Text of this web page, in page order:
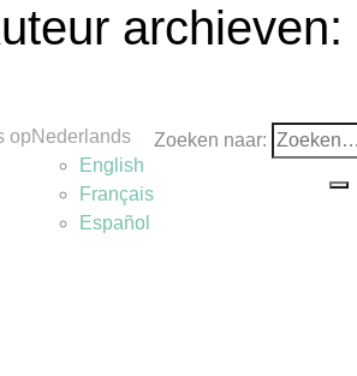
opNederlands
English
Français
Español
Zoeken naar:
archieven: